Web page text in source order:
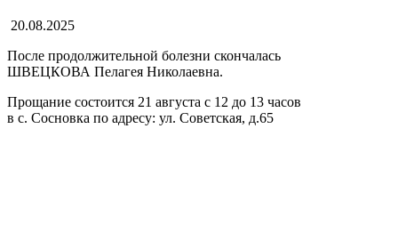
20.08.2025
После продолжительной болезни скончалась
ШВЕЦКОВА Пелагея Николаевна.
Прощание состоится 21 августа с 12 до 13 часов
в с. Сосновка по адресу: ул. Советская, д.65